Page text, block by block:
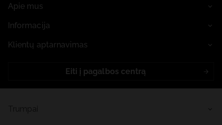
Apie mus
Informacija
Klientų aptarnavimas
Eiti į pagalbos centrą